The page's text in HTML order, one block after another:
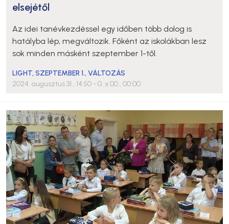
elsejétől
Az idei tanévkezdéssel egy időben több dolog is
hatályba lép, megváltozik. Főként az iskolákban lesz
sok minden másként szeptember 1-től.
LIGHT,SZEPTEMBER 1.,VÁLTOZÁS
2024. augusztus 31., 14:50 - 0. x 00., 00:00